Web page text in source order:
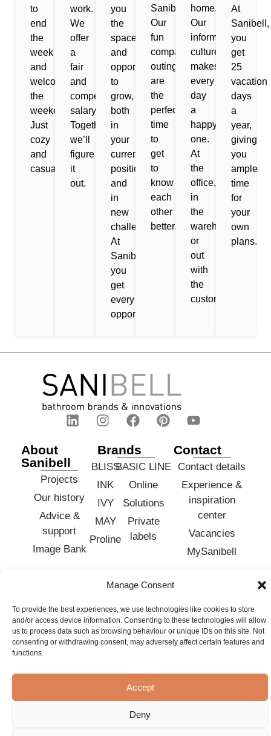
Manage Consent
To provide the best experiences, we use technologies like cookies to store
and/or access device information. Consenting to these technologies will allow
us to process data such as browsing behaviour or unique IDs on this site. Not
consenting or withdrawing consent, may adversely affect certain features and
functions.
Accept
Deny
to
end
the
week
and
welcome
the
weekend.
Just
cozy
and
casual
work.
We
offer
a
fair
and
competitive
salary.
Together,
we’ll
figure
it
out.
you
the
space
and
opportunities
to
grow,
both
in
your
current
position
and
in
new
challenges.
At
Sanibell,
you
get
every
opportunity.
Sanibell.
Our
fun
company
outings
are
the
perfect
time
to
get
to
know
each
other
better.
home.
Our
informal
culture
makes
every
day
a
happy
one.
At
the
office,
in
the
warehouse
or
out
with
the
customers!
At
Sanibell,
you
get
25
vacation
days
a
year,
giving
you
ample
time
for
your
own
plans.
About
Sanibell
Projects
Our history
Advice &
support
Image Bank
Brands
BLISS
INK
IVY
MAY
Proline
BASIC LINE
Online
Solutions
Private
labels
Contact
Contact details
Experience &
inspiration
center
Vacancies
MySanibell